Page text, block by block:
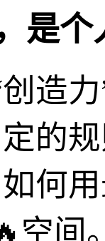
是
造
的
何
空间